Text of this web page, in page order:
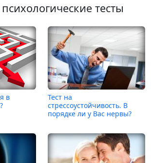
тесты
в
Тест на
стрессоустойчивость. В
порядке ли у Вас нервы?